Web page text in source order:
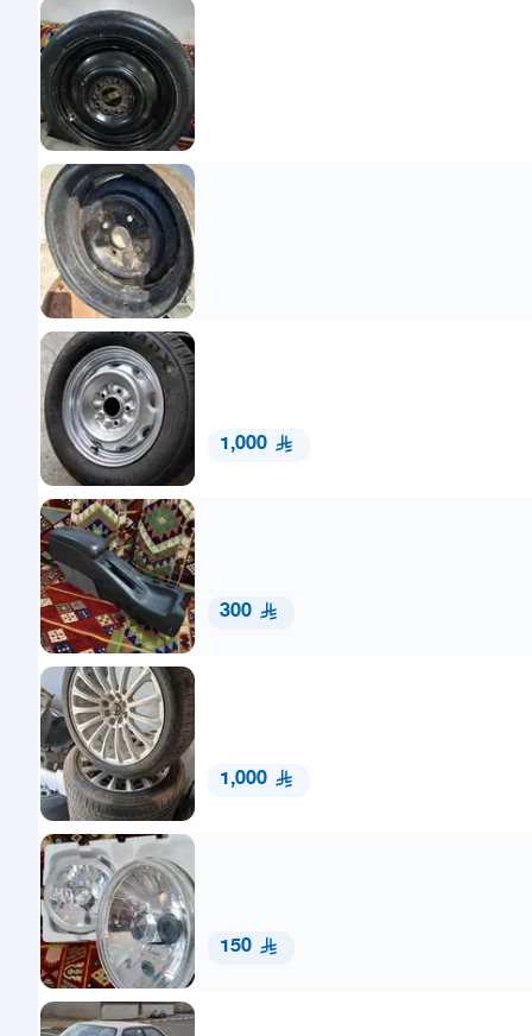
1,000
300
1,000
150